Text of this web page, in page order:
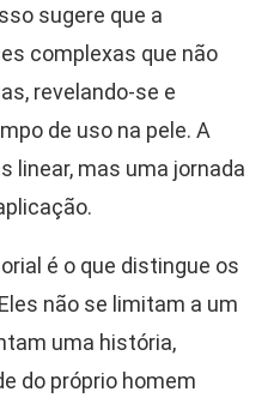
sugere que a
complexas que não
revelando-se e
de uso na pele. A
linear, mas uma jornada
é o que distingue os
não se limitam a um
uma história,
do próprio homem